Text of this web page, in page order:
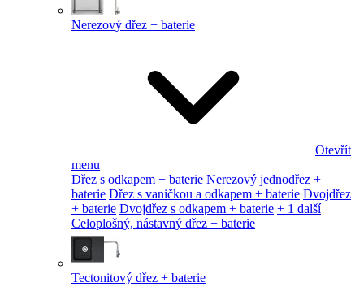
Nerezový dřez + baterie
Otevřít
menu
Dřez s odkapem + baterie Nerezový jednodřez +
baterie Dřez s vaničkou a odkapem + baterie Dvojdřez
+ baterie Dvojdřez s odkapem + baterie + 1 další
Celoplošný, nástavný dřez + baterie
Tectonitový dřez + baterie